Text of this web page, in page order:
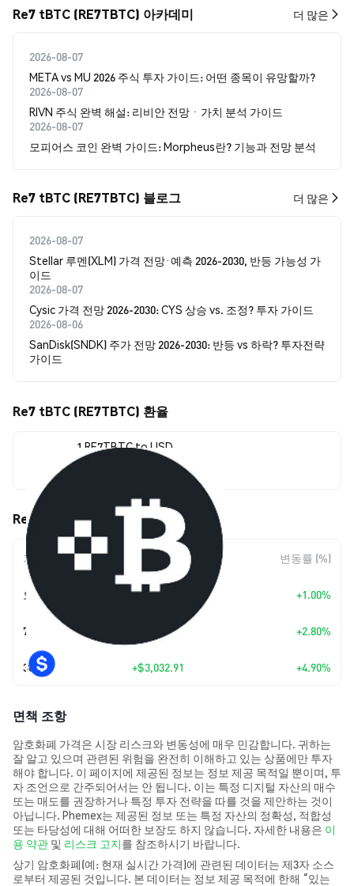
Re7 tBTC (RE7TBTC) 아카데미 더 많은
2026-08-07
META vs MU 2026 주식 투자 가이드: 어떤 종목이 유망할까?
2026-08-07
RIVN 주식 완벽 해설: 리비안 전망ㆍ가치 분석 가이드
2026-08-07
모피어스 코인 완벽 가이드: Morpheus란? 기능과 전망 분석
Re7 tBTC (RE7TBTC) 블로그 더 많은
2026-08-07
Stellar 루멘(XLM) 가격 전망·예측 2026-2030, 반등 가능성 가
이드
2026-08-07
Cysic 가격 전망 2026-2030: CYS 상승 vs. 조정? 투자 가이드
2026-08-06
SanDisk(SNDK) 주가 전망 2026-2030: 반등 vs 하락? 투자전략
가이드
Re7 tBTC (RE7TBTC) 환율
1 RE7TBTC to USD
Re7 tBTC (RE7TBTC) 가격 움직임
기간 변동 폭 변동률 (%)
오늘 +$642.86 +1.00%
7일 $1,768.49 +2.80%
30일 +$3,032.91 +4.90%
면책 조항
암호화폐 가격은 시장 리스크와 변동성에 매우 민감합니다. 귀하는
잘 알고 있으며 관련된 위험을 완전히 이해하고 있는 상품에만 투자
해야 합니다. 이 페이지에 제공된 정보는 정보 제공 목적일 뿐이며, 투
자 조언으로 간주되어서는 안 됩니다. 이는 특정 디지털 자산의 매수
또는 매도를 권장하거나 특정 투자 전략을 따를 것을 제안하는 것이
아닙니다. Phemex는 제공된 정보 또는 특정 자산의 정확성, 적합성
또는 타당성에 대해 어떠한 보장도 하지 않습니다. 자세한 내용은 이
용 약관 및 리스크 고지를 참조하시기 바랍니다.
상기 암호화폐(예: 현재 실시간 가격)에 관련된 데이터는 제3자 소스
로부터 제공된 것입니다. 본 데이터는 정보 제공 목적에 한해 “있는